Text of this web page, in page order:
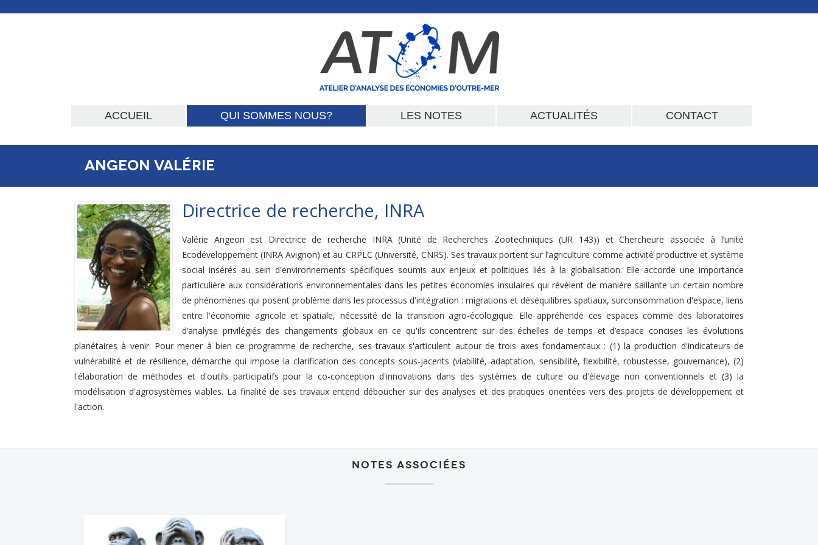
au
ACCUEIL QUI SOMMES NOUS? LES NOTES ACTUALITÉS CONTACT
Angeon Valérie
Directrice de recherche, INRA
Valérie Angeon est Directrice de recherche INRA (Unité de Recherches Zootechniques (UR 143)) et Chercheure associée à l’unité
Ecodéveloppement (INRA Avignon) et au CRPLC (Université, CNRS). Ses travaux portent sur l’agriculture comme activité productive et système
social insérés au sein d'environnements spécifiques soumis aux enjeux et politiques liés à la globalisation. Elle accorde une importance
particulière aux considérations environnementales dans les petites économies insulaires qui révèlent de manière saillante un certain nombre
de phénomènes qui posent problème dans les processus d'intégration : migrations et déséquilibres spatiaux, surconsommation d'espace, liens
entre l'économie agricole et spatiale, nécessité de la transition agro-écologique. Elle appréhende ces espaces comme des laboratoires
d’analyse privilégiés des changements globaux en ce qu'ils concentrent sur des échelles de temps et d’espace concises les évolutions
planétaires à venir. Pour mener à bien ce programme de recherche, ses travaux s'articulent autour de trois axes fondamentaux : (1) la production d'indicateurs de
vulnérabilité et de résilience, démarche qui impose la clarification des concepts sous-jacents (viabilité, adaptation, sensibilité, flexibilité, robustesse, gouvernance), (2)
l'élaboration de méthodes et d'outils participatifs pour la co-conception d'innovations dans des systèmes de culture ou d'élevage non conventionnels et (3) la
modélisation d'agrosystèmes viables. La finalité de ses travaux entend déboucher sur des analyses et des pratiques orientées vers des projets de développement et
l'action.
Notes associées